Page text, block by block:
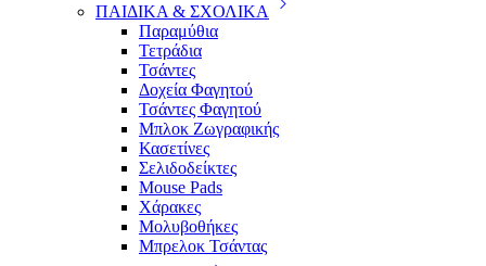
ΠΑΙΔΙΚΑ & ΣΧΟΛΙΚΑ
Παραμύθια
Τετράδια
Τσάντες
Δοχεία Φαγητού
Τσάντες Φαγητού
Μπλοκ Ζωγραφικής
Κασετίνες
Σελιδοδείκτες
Mouse Pads
Χάρακες
Μολυβοθήκες
Μπρελοκ Τσάντας